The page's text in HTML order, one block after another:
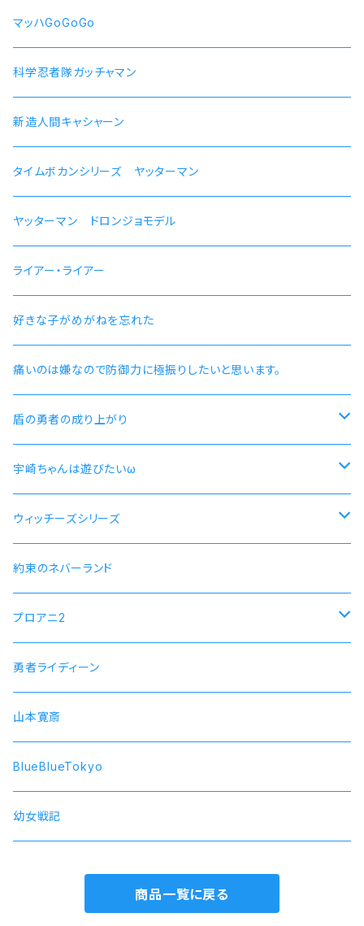
【シルフィエット】腕時計 本数限定商品
【ルイジェルド】腕時計 本数限定
【パウロ・グレイラッド】腕時計 本数限定
【オルステッド】腕時計 本数限定
紅
ラン モデル
かにこ
マッハGoGoGo 55周年記念モデル
科学忍者隊ガッチャマン 50周年記念モデル
新造人間キャシャーン 50周年記念モデル
タイムボカンシリーズ ヤッターマン 45周年記念モデル
マッハGoGoGo
科学忍者隊ガッチャマン
新造人間キャシャーン
タイムボカンシリーズ ヤッターマン
ヤッターマン ドロンジョモデル
ライアー・ライアー
好きな子がめがねを忘れた
痛いのは嫌なので防御力に極振りしたいと思います。
盾の勇者の成り上がり
尚文
ラフタリア
フィーロ
宇崎ちゃんは遊びたいω
宇崎ちゃんモデル
先輩モデル
ウィッチーズシリーズ
ストライクウィッチーズ15周年501部隊モデル
約束のネバーランド
プロアニ2
SOARA
SolidS
Growth
QUELL
勇者ライディーン
山本寛斎
BlueBlueTokyo
幼女戦記
商品一覧に戻る